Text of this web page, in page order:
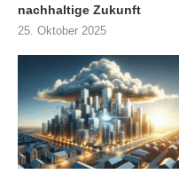
nachhaltige Zukunft
25. Oktober 2025